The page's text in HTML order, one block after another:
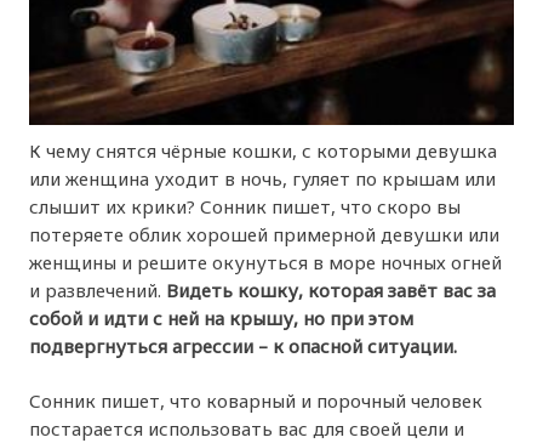
К чему снятся чёрные кошки, с которыми девушка
или женщина уходит в ночь, гуляет по крышам или
слышит их крики? Сонник пишет, что скоро вы
потеряете облик хорошей примерной девушки или
женщины и решите окунуться в море ночных огней
и развлечений. Видеть кошку, которая завёт вас за
собой и идти с ней на крышу, но при этом
подвергнуться агрессии – к опасной ситуации.
Сонник пишет, что коварный и порочный человек
постарается использовать вас для своей цели и